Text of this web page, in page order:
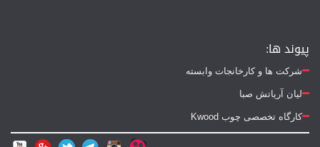
پیوند ها:
شرکت ها و کارخانجات وابسته
لیان آریاتش صبا
کارگاه تخصصی چوب Kwood